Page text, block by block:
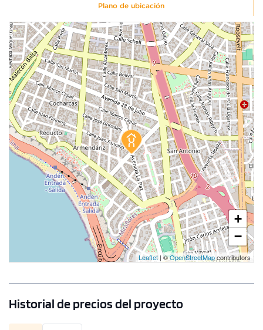
1 unidad disponible
Desde
S/ 758,385
Modelo D02
Piso 1
2 baños
COTIZAR AHORA
Plano de ubicación
+
−
Leaflet| ©OpenStreetMapcontributors
Historial de precios del proyecto